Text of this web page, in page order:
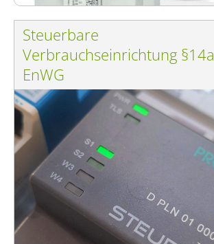
Steuerbare
Verbrauchseinrichtung §14a
EnWG